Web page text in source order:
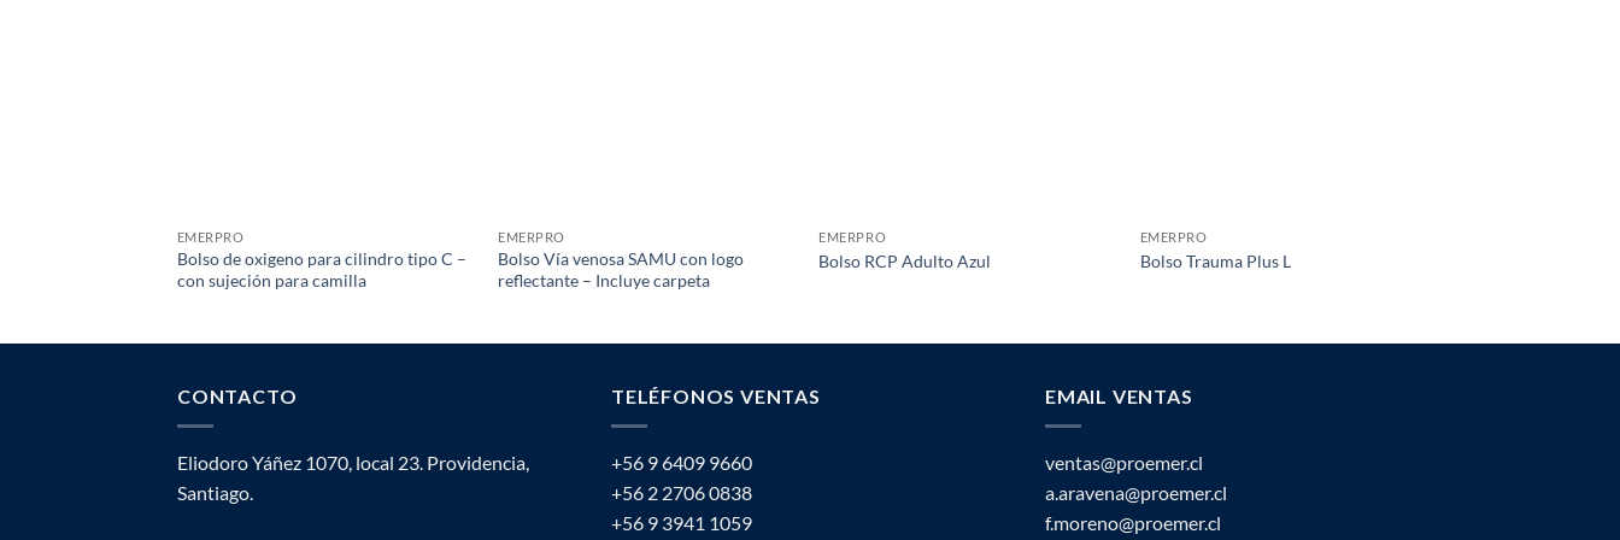
EMERPRO
Bolso de oxigeno para cilindro tipo C –
con sujeción para camilla
EMERPRO
Bolso Vía venosa SAMU con logo
reflectante – Incluye carpeta
EMERPRO
Bolso RCP Adulto Azul
EMERPRO
Bolso Trauma Plus L
CONTACTO
Eliodoro Yáñez 1070, local 23. Providencia,
Santiago.
TELÉFONOS VENTAS
+56 9 6409 9660
+56 2 2706 0838
+56 9 3941 1059
EMAIL VENTAS
ventas@proemer.cl
a.aravena@proemer.cl
f.moreno@proemer.cl